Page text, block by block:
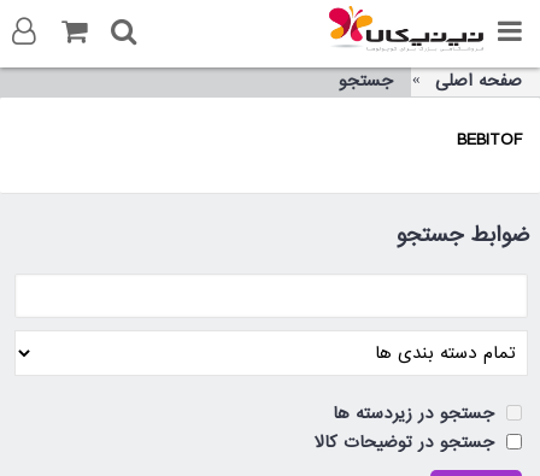
صفحه اصلی جستجو
BEBITOF
ضوابط جستجو
جستجو در زیردسته ها
جستجو در توضیحات کالا